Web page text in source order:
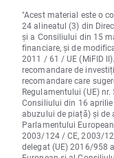
"Acest material este o
24 alineatul (3) din
și a Consiliului din 15
financiare, și de
2011 / 61 / UE (MiFID
recomandare de
recomandare care
Regulamentului (UE)
Consiliului din 16
abuzului de piață) și de
Parlamentului
2003/124 / CE, 2003/
delegat (UE) 2016/958